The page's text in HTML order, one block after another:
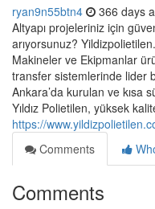
ryan9n55btn4 366 days
Altyapı projeleriniz için
arıyorsunuz?
Makineler ve Ekipmanlar
transfer sistemlerinde lider
Ankara’da kurulan ve kısa
Yıldız Polietilen, yüksek
https://
Comments
Comments